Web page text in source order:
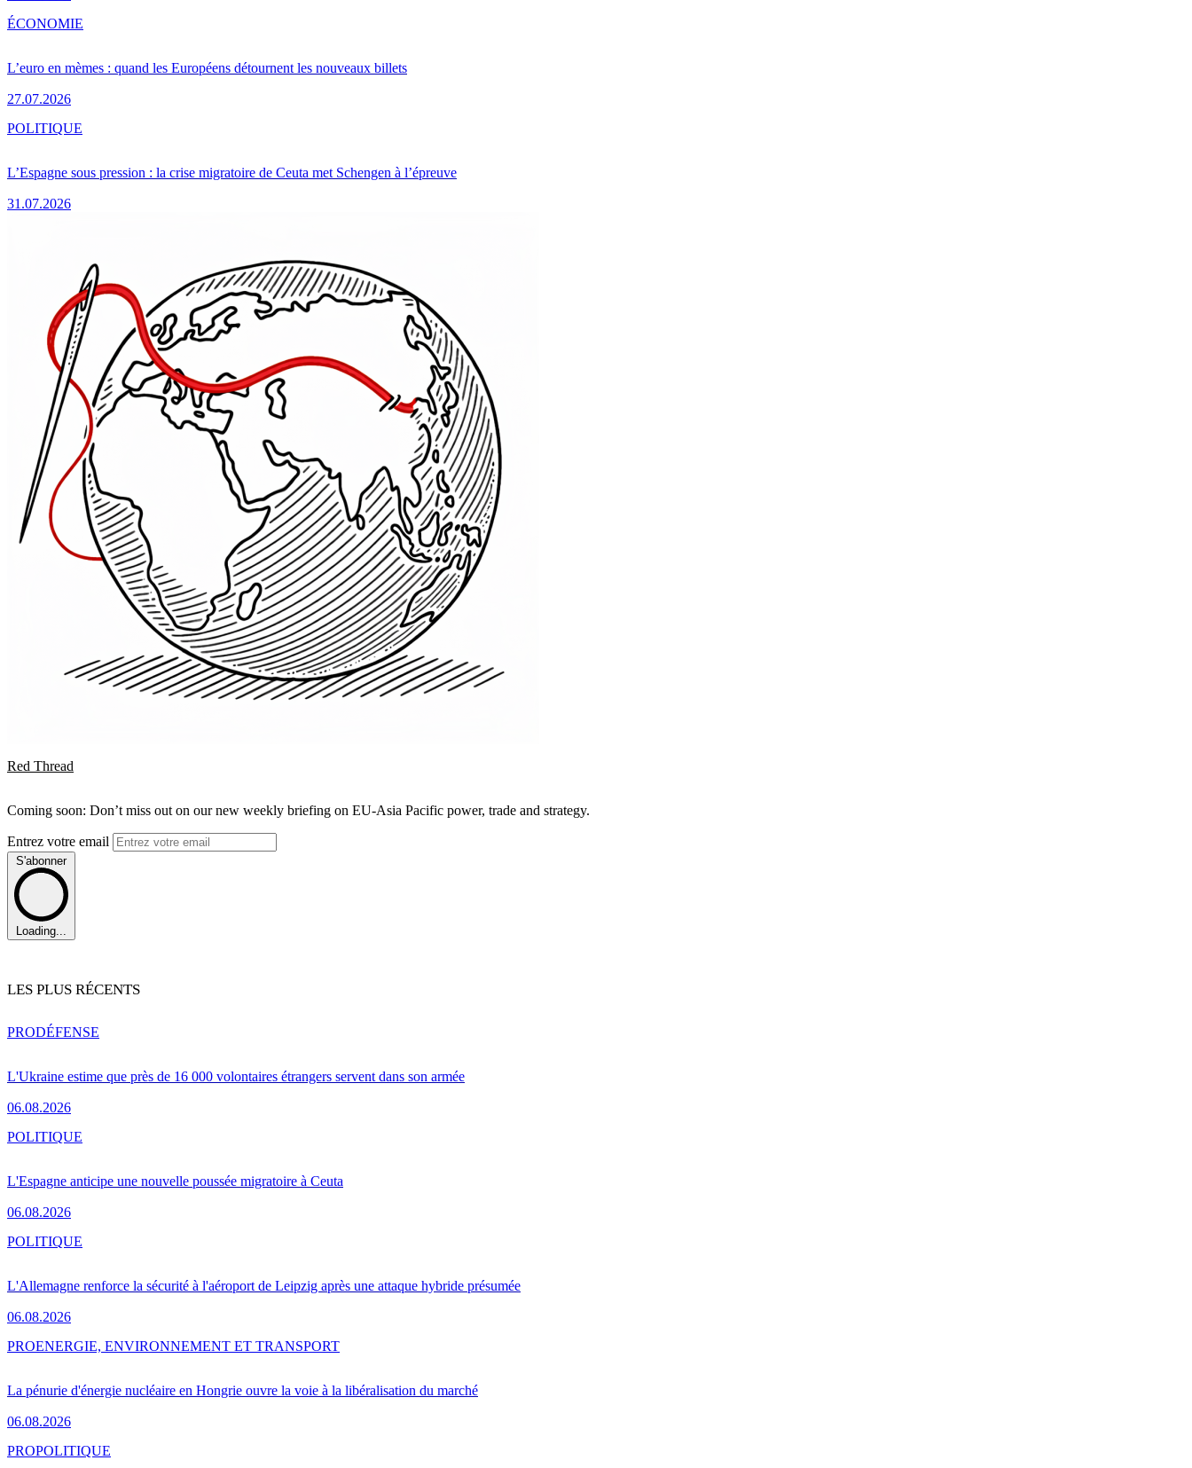
L’euro en mèmes : quand les Européens détournent les nouveaux billets
27.07.2026
ÉCONOMIE
L’Espagne sous pression : la crise migratoire de Ceuta met Schengen à l’épreuve
31.07.2026
POLITIQUE
Red Thread
Coming soon: Don’t miss out on our new weekly briefing on EU-Asia Pacific power, trade and strategy.
Entrez votre email
S'abonner
Loading...
LES PLUS RÉCENTS
L'Ukraine estime que près de 16 000 volontaires étrangers servent dans son armée
06.08.2026
PRODÉFENSE
L'Espagne anticipe une nouvelle poussée migratoire à Ceuta
06.08.2026
POLITIQUE
L'Allemagne renforce la sécurité à l'aéroport de Leipzig après une attaque hybride présumée
06.08.2026
POLITIQUE
La pénurie d'énergie nucléaire en Hongrie ouvre la voie à la libéralisation du marché
06.08.2026
PROENERGIE, ENVIRONNEMENT ET TRANSPORT
PROPOLITIQUE